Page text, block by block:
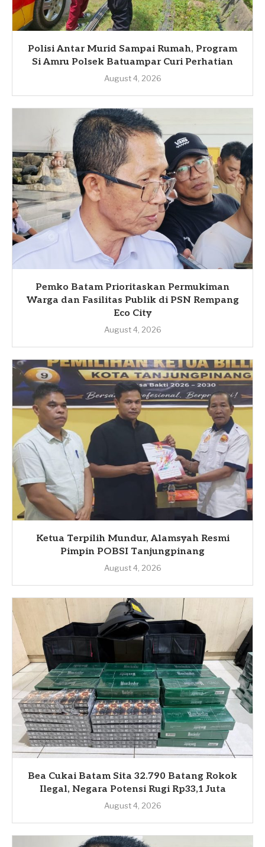
Polisi Antar Murid Sampai Rumah, Program
Si Amru Polsek Batuampar Curi Perhatian
August 4, 2026
Pemko Batam Prioritaskan Permukiman
Warga dan Fasilitas Publik di PSN Rempang
Eco City
August 4, 2026
Ketua Terpilih Mundur, Alamsyah Resmi
Pimpin POBSI Tanjungpinang
August 4, 2026
Bea Cukai Batam Sita 32.790 Batang Rokok
Ilegal, Negara Potensi Rugi Rp33,1 Juta
August 4, 2026